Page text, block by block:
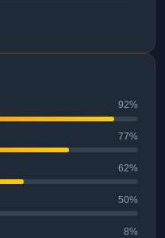
92%
77%
62%
50%
8%